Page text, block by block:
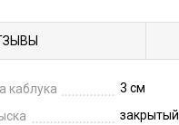
каблука
3 см
закрытый